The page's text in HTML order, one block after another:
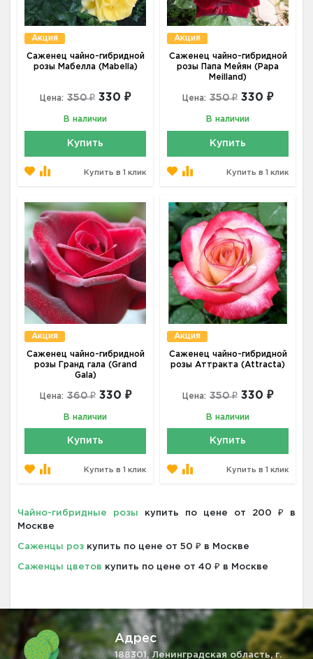
Акция
Саженец чайно-гибридной
розы Мабелла (Mabella)
Цена: 350 ₽ 330 ₽
В наличии
Купить
Купить в 1 клик
Акция
Саженец чайно-гибридной
розы Папа Мейян (Papa
Meilland)
Цена: 350 ₽ 330 ₽
В наличии
Купить
Купить в 1 клик
Акция
Саженец чайно-гибридной
розы Гранд гала (Grand
Gala)
Цена: 360 ₽ 330 ₽
В наличии
Купить
Купить в 1 клик
Акция
Саженец чайно-гибридной
розы Аттракта (Attracta)
Цена: 350 ₽ 330 ₽
В наличии
Купить
Купить в 1 клик
Чайно-гибридные розы купить по цене от 200 ₽ в
Москве
Саженцы роз купить по цене от 50 ₽ в Москве
Саженцы цветов купить по цене от 40 ₽ в Москве
Адрес
188301, Ленинградская область, г.